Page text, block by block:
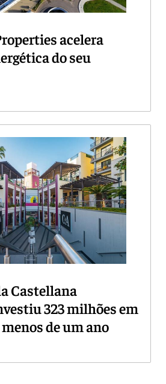
acelera
do seu
Castellana
323 milhões em
de um ano